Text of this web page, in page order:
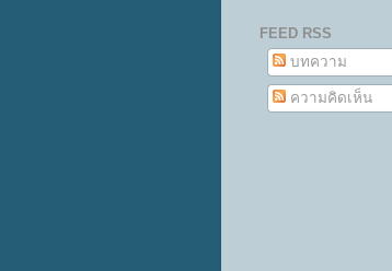
FEED RSS
บทความ
ความคิดเห็น